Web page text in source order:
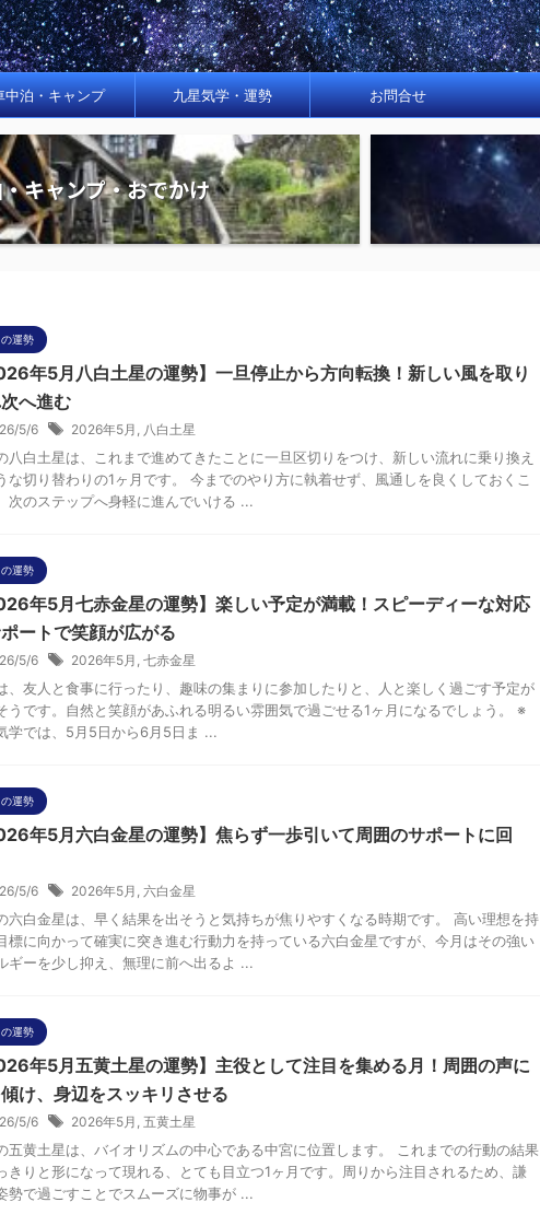
中泊・キャンプ 九星気学・運勢 お問合せ
キャンプ・おでかけ
運勢
年5月八白土星の運勢】一旦停止から方向転換！新しい風を取り
へ進む
5/6 2026年5月 , 八白土星
八白土星は、これまで進めてきたことに一旦区切りをつけ、新しい流れに乗り換え
な切り替わりの1ヶ月です。 今までのやり方に執着せず、風通しを良くしておくこ
次のステップへ身軽に進んでいける ...
運勢
年5月七赤金星の運勢】楽しい予定が満載！スピーディーな対応
ートで笑顔が広がる
5/6 2026年5月 , 七赤金星
、友人と食事に行ったり、趣味の集まりに参加したりと、人と楽しく過ごす予定が
うです。自然と笑顔があふれる明るい雰囲気で過ごせる1ヶ月になるでしょう。 ※
学では、5月5日から6月5日ま ...
運勢
年5月六白金星の運勢】焦らず一歩引いて周囲のサポートに回
5/6 2026年5月 , 六白金星
六白金星は、早く結果を出そうと気持ちが焦りやすくなる時期です。 高い理想を持
標に向かって確実に突き進む行動力を持っている六白金星ですが、今月はその強い
ギーを少し抑え、無理に前へ出るよ ...
運勢
年5月五黄土星の運勢】主役として注目を集める月！周囲の声に
け、身辺をスッキリさせる
5/6 2026年5月 , 五黄土星
五黄土星は、バイオリズムの中心である中宮に位置します。 これまでの行動の結果
きりと形になって現れる、とても目立つ1ヶ月です。周りから注目されるため、謙
勢で過ごすことでスムーズに物事が ...